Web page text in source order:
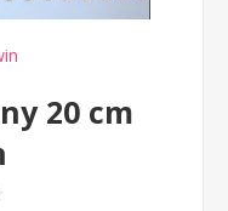
20 cm